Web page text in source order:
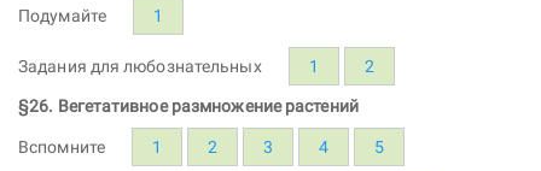
Подумайте 1
Задания для любознательных 1 2
§26. Вегетативное размножение растений
Вспомните 1 2 3 4 5